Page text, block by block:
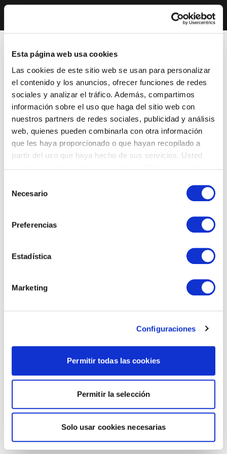
Esta página web usa cookies
Las cookies de este sitio web se usan para personalizar
el contenido y los anuncios, ofrecer funciones de redes
sociales y analizar el tráfico. Además, compartimos
información sobre el uso que haga del sitio web con
nuestros partners de redes sociales, publicidad y análisis
web, quienes pueden combinarla con otra información
que les haya proporcionado o que hayan recopilado a
partir del uso que haya hecho de sus servicios. Usted
Necesario
Preferencias
Estadística
Marketing
Configuraciones
Permitir todas las cookies
Permitir la selección
Solo usar cookies necesarias